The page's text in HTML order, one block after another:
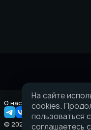
О нас Правовая
© 2026 Taverna.gg
На сайте
cookies.
пользоваться
соглашаетесь с